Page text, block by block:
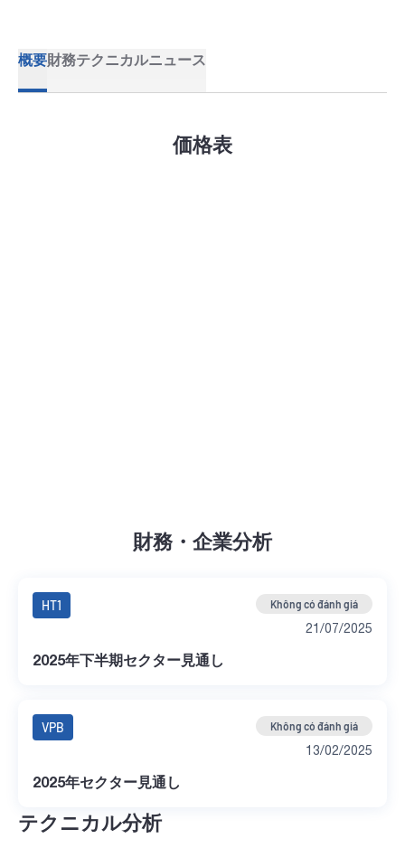
概要財務テクニカルニュース
価格表
財務・企業分析
HT1 Không có đánh giá
21/07/2025
2025年下半期セクター見通し
VPB Không có đánh giá
13/02/2025
2025年セクター見通し
テクニカル分析